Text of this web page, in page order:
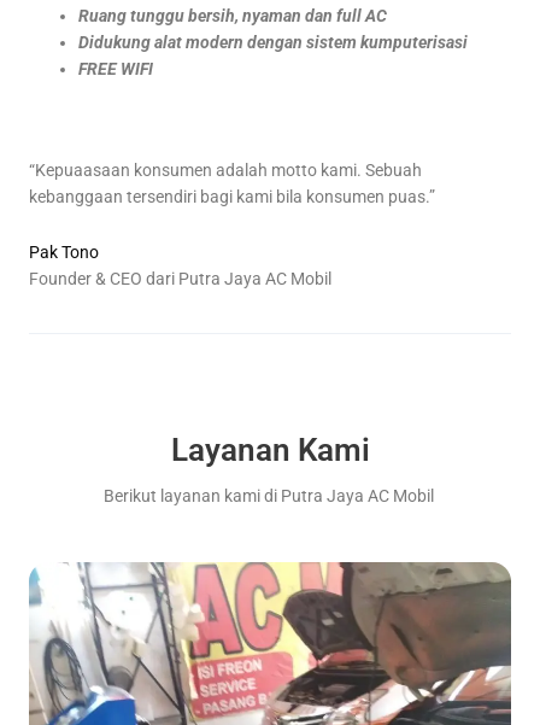
Ruang tunggu bersih, nyaman dan full AC
Didukung alat modern dengan sistem kumputerisasi
FREE WIFI
“Kepuaasaan konsumen adalah motto kami. Sebuah
kebanggaan tersendiri bagi kami bila konsumen puas.”
Pak Tono
Founder & CEO dari Putra Jaya AC Mobil
Layanan Kami
Berikut layanan kami di Putra Jaya AC Mobil